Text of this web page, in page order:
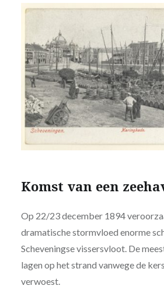
Komst van een
Op 22/23 december 1894
dramatische stormvloed enorme
Scheveningse vissersvloot. De
lagen op het strand vanwege de
verwoest.